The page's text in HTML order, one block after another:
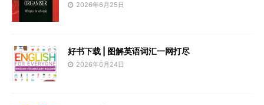
2026年6月25日
好书下载 | 图解英语词汇一网打尽
2026年6月24日